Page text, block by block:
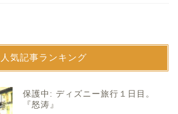
人気記事ランキング
保護中: ディズニー旅行１日目。
『怒涛』